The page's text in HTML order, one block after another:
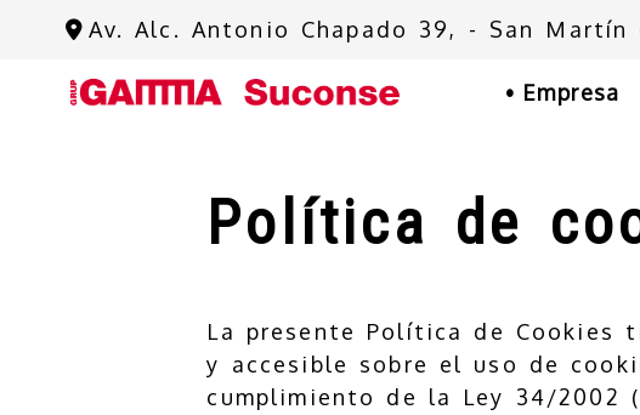
Av. Alc. Antonio Chapado 39, - San Martín
Empresa
Política de
La presente Política de Cookies
y accesible sobre el uso de
cumplimiento de la Ley 34/2002